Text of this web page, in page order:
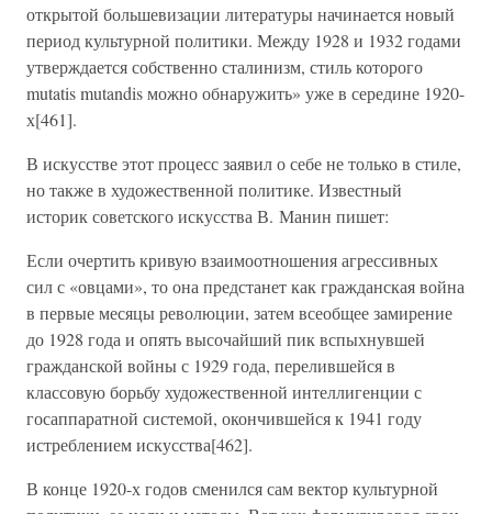
открытой большевизации литературы начинается новый
период культурной политики. Между 1928 и 1932 годами
утверждается собственно сталинизм, стиль которого
mutatis mutandis можно обнаружить» уже в середине 1920-
х[461].
В искусстве этот процесс заявил о себе не только в стиле,
но также в художественной политике. Известный
историк советского искусства В. Манин пишет:
Если очертить кривую взаимоотношения агрессивных
сил с «овцами», то она предстанет как гражданская война
в первые месяцы революции, затем всеобщее замирение
до 1928 года и опять высочайший пик вспыхнувшей
гражданской войны с 1929 года, перелившейся в
классовую борьбу художественной интеллигенции с
госаппаратной системой, окончившейся к 1941 году
истреблением искусства[462].
В конце 1920-х годов сменился сам вектор культурной